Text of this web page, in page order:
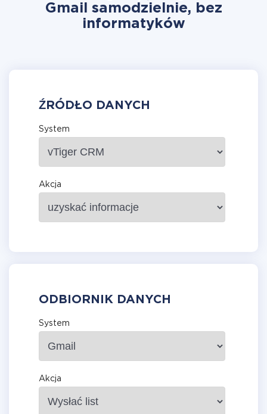
Gmail samodzielnie, bez
informatyków
ŹRÓDŁO DANYCH
System
Akcja
ODBIORNIK DANYCH
System
Akcja